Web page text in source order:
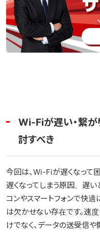
Wi-Fiが遅い・繋が
討すべき
今回は、Wi-Fiが遅くなって
遅くなってしまう原因、遅
コンやスマートフォンで快
は欠かせない存在です。速
けでなく、データの送受信